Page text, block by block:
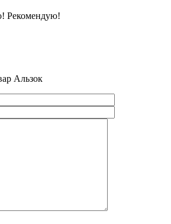
Рекомендую!
Альзок